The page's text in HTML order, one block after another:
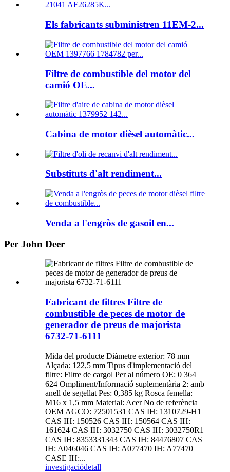
Els fabricants subministren 11EM-2...
Filtre de combustible del motor del
camió OE...
Cabina de motor dièsel automàtic...
Substituts d'alt rendiment...
Venda a l'engròs de gasoil en...
Per John Deer
Fabricant de filtres Filtre de
combustible de peces de motor de
generador de preus de majorista
6732-71-6111
Mida del producte Diàmetre exterior: 78 mm
Alçada: 122,5 mm Tipus d'implementació del
filtre: Filtre de cargol Per al número OE: 0 364
624 Ompliment/Informació suplementària 2: amb
anell de segellat Pes: 0,385 kg Rosca femella:
M16 x 1,5 mm Material: Acer No de referència
OEM AGCO: 72501531 CAS IH: 1310729-H1
CAS IH: 150526 CAS IH: 150564 CAS IH:
161624 CAS IH: 3032750 CAS IH: 3032750R1
CAS IH: 8353331343 CAS IH: 84476807 CAS
IH: A046046 CAS IH: A077470 IH: A77470
CASE IH:...
investigaciódetall